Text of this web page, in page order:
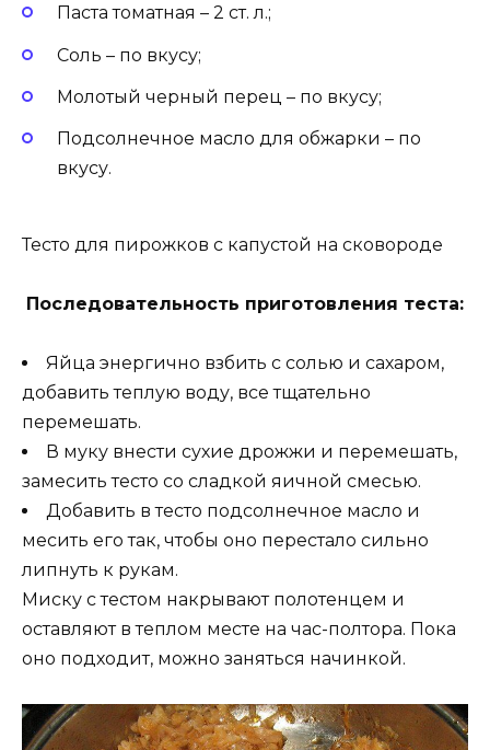
Паста томатная – 2 ст. л.;
Соль – по вкусу;
Молотый черный перец – по вкусу;
Подсолнечное масло для обжарки – по
вкусу.
Тесто для пирожков с капустой на сковороде
Последовательность приготовления теста:
Яйца энергично взбить с солью и сахаром,
добавить теплую воду, все тщательно
перемешать.
В муку внести сухие дрожжи и перемешать,
замесить тесто со сладкой яичной смесью.
Добавить в тесто подсолнечное масло и
месить его так, чтобы оно перестало сильно
липнуть к рукам.
Миску с тестом накрывают полотенцем и
оставляют в теплом месте на час-полтора. Пока
оно подходит, можно заняться начинкой.